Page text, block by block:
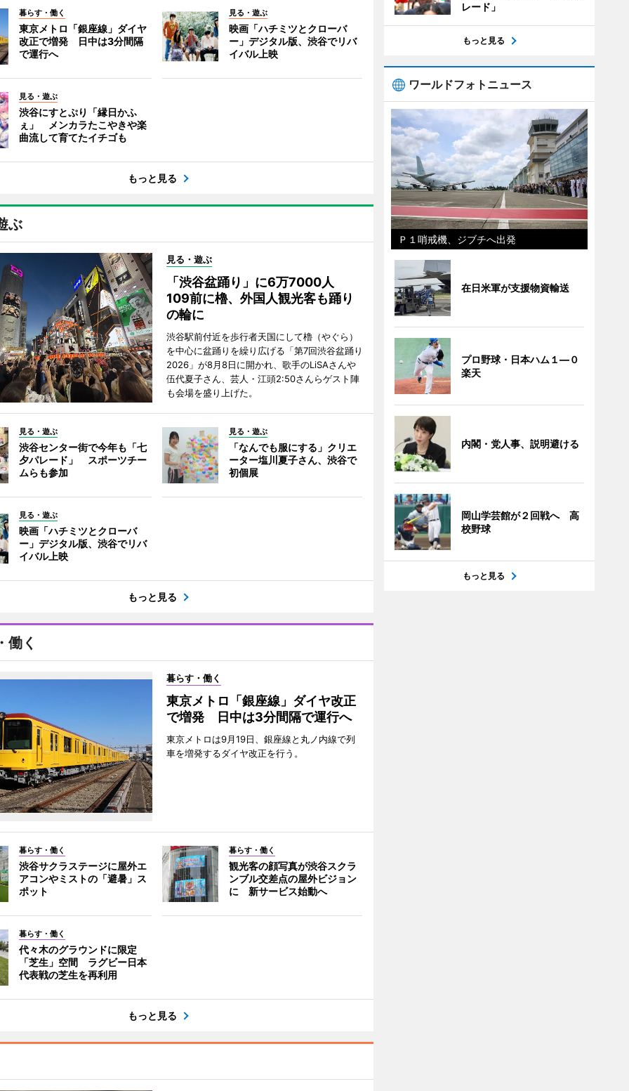
暮らす・働く
東京メトロ「銀座線」ダイヤ
改正で増発 日中は3分間隔
で運行へ
見る・遊ぶ
映画「ハチミツとクローバ
ー」デジタル版、渋谷でリバ
イバル上映
見る・遊ぶ
渋谷にすとぷり「縁日かふ
ぇ」 メンカラたこやきや楽
曲流して育てたイチゴも
もっと見る
ぶ
見る・遊ぶ
「渋谷盆踊り」に6万7000人
109前に櫓、外国人観光客も踊り
の輪に
渋谷駅前付近を歩行者天国にして櫓（やぐら）
を中心に盆踊りを繰り広げる「第7回渋谷盆踊り
2026」が8月8日に開かれ、歌手のLiSAさんや
伍代夏子さん、芸人・江頭2:50さんらゲスト陣
も会場を盛り上げた。
見る・遊ぶ
渋谷センター街で今年も「七
夕パレード」 スポーツチー
ムらも参加
見る・遊ぶ
「なんでも服にする」クリエ
ーター塩川夏子さん、渋谷で
初個展
見る・遊ぶ
映画「ハチミツとクローバ
ー」デジタル版、渋谷でリバ
イバル上映
もっと見る
働く
暮らす・働く
東京メトロ「銀座線」ダイヤ改正
で増発 日中は3分間隔で運行へ
東京メトロは9月19日、銀座線と丸ノ内線で列
車を増発するダイヤ改正を行う。
暮らす・働く
渋谷サクラステージに屋外エ
アコンやミストの「避暑」ス
ポット
暮らす・働く
観光客の顔写真が渋谷スクラ
ンブル交差点の屋外ビジョン
に 新サービス始動へ
暮らす・働く
代々木のグラウンドに限定
「芝生」空間 ラグビー日本
代表戦の芝生を再利用
もっと見る
レード」
もっと見る
ワールドフォトニュース
Ｐ１哨戒機、ジブチへ出発
在日米軍が支援物資輸送
プロ野球・日本ハム１―０
楽天
内閣・党人事、説明避ける
岡山学芸館が２回戦へ 高
校野球
もっと見る